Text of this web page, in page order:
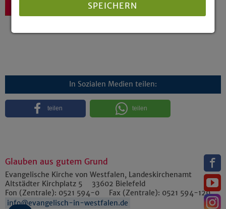
In Sozialen Medien teilen:
teilen teilen
Glauben aus gutem Grund
Evangelische Kirche von Westfalen, Landeskirchenamt
Altstädter Kirchplatz 5
33602 Bielefeld
Fon (Zentrale): 0521 594-0 Fax (Zentrale): 0521 594-129
info@evangelisch-in-westfalen.de
SPEICHERN